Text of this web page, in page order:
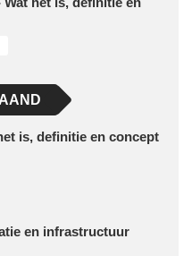
is, definitie en concept
en infrastructuur